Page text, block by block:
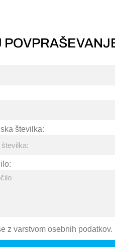
številka:
z varstvom osebnih podatkov.